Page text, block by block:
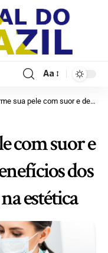
Aa
suor e determinação: os benefícios dos exercícios físicos na estética
com suor e
dos
estética